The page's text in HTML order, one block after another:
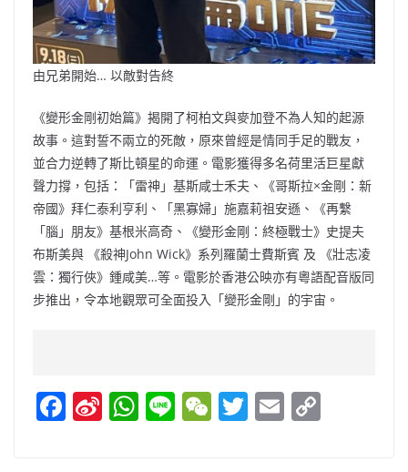
由兄弟開始… 以敵對告終
《變形金剛初始篇》揭開了柯柏文與麥加登不為人知的起源
故事。這對誓不兩立的死敵，原來曾經是情同手足的戰友，
並合力逆轉了斯比頓星的命運。電影獲得多名荷里活巨星獻
聲力撐，包括：「雷神」基斯咸士禾夫、《哥斯拉×金剛：新
帝國》拜仁泰利亨利、「黑寡婦」施嘉莉祖安遜、《再繫
「腦」朋友》基根米高奇、《變形金剛：終極戰士》史提夫
布斯美與 《殺神John Wick》系列羅蘭士費斯賓 及 《壯志凌
雲：獨行俠》鍾咸美…等。電影於香港公映亦有粵語配音版同
步推出，令本地觀眾可全面投入「變形金剛」的宇宙。
F
a
Si
n
W
h
Li
n
W
e
T
w
E
m